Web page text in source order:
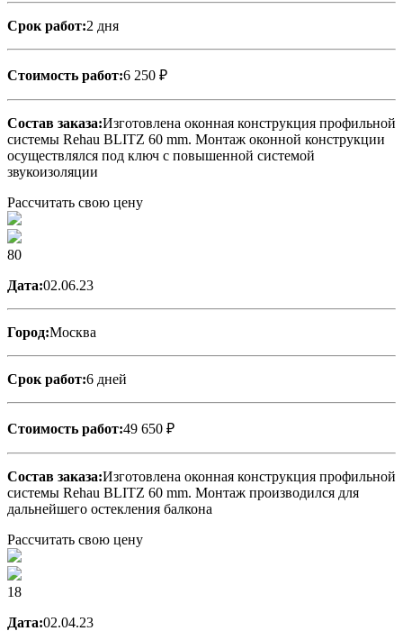
Срок работ:2 дня
Стоимость работ:6 250 ₽
Состав заказа:Изготовлена оконная конструкция профильной
системы Rehau BLITZ 60 mm. Монтаж оконной конструкции
осуществлялся под ключ с повышенной системой
звукоизоляции
Рассчитать свою цену
80
Дата:02.06.23
Город:Москва
Срок работ:6 дней
Стоимость работ:49 650 ₽
Состав заказа:Изготовлена оконная конструкция профильной
системы Rehau BLITZ 60 mm. Монтаж производился для
дальнейшего остекления балкона
Рассчитать свою цену
18
Дата:02.04.23